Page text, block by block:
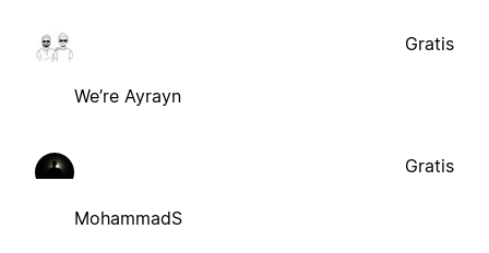
We’re Ayrayn
Gratis
MohammadS
Gratis